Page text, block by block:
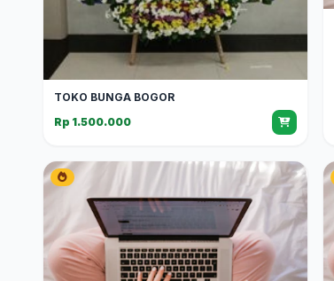
TOKO BUNGA BOGOR
Rp 1.500.000